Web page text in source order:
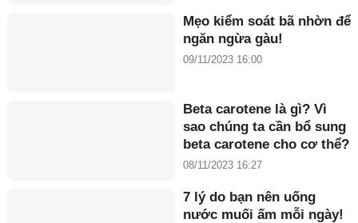
Mẹo kiểm soát bã nhờn để
ngăn ngừa gàu!
09/11/2023 16:00
Beta carotene là gì? Vì
sao chúng ta cần bổ sung
beta carotene cho cơ thể?
08/11/2023 16:27
7 lý do bạn nên uống
nước muối ấm mỗi ngày!